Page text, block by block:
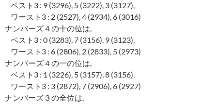
ベスト3 : 9 (3296), 5 (3222), 3 (3127),
ワースト3 : 2 (2527), 4 (2934), 6 (3016)
ナンバーズ４の十の位は,
ベスト3 : 0 (3283), 7 (3156), 9 (3123),
ワースト3 : 6 (2806), 2 (2833), 5 (2973)
ナンバーズ４の一の位は,
ベスト3 : 1 (3226), 5 (3157), 8 (3156),
ワースト3 : 3 (2872), 7 (2906), 6 (2927)
ナンバーズ３の全位は,